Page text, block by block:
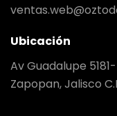
Ubicación
Av Guadalupe
Zapopan, Jalisco